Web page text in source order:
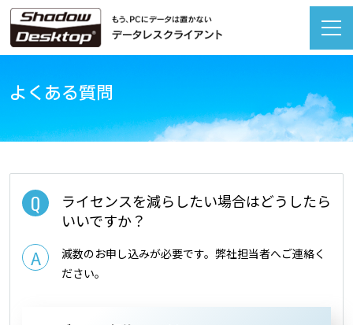
よくある質問
ライセンスを減らしたい場合はどうしたら
いいですか？
減数のお申し込みが必要です。弊社担当者へご連絡く
ださい。